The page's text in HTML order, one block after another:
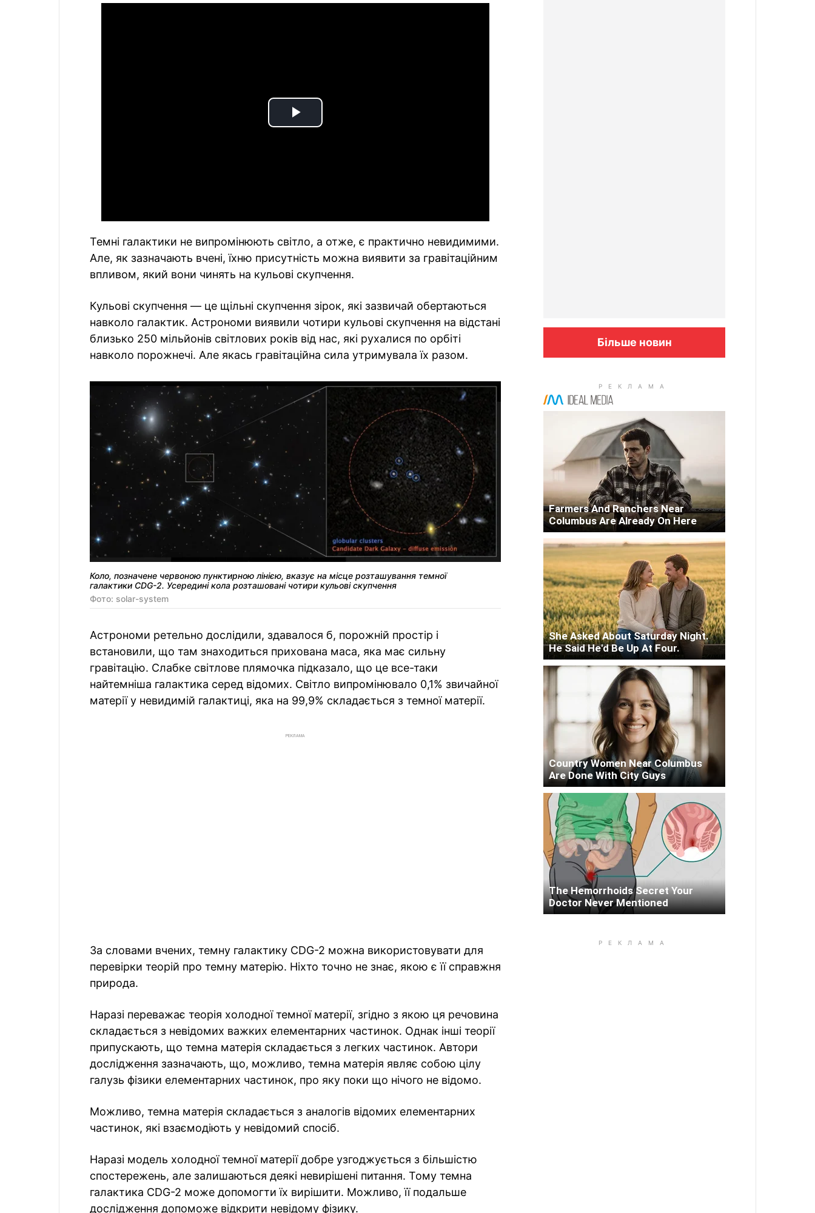
Play
Темні галактики не випромінюють світло, а отже, є практично невидимими.
Але, як зазначають вчені, їхню присутність можна виявити за гравітаційним
впливом, який вони чинять на кульові скупчення.
Кульові скупчення — це щільні скупчення зірок, які зазвичай обертаються
навколо галактик. Астрономи виявили чотири кульові скупчення на відстані
близько 250 мільйонів світлових років від нас, які рухалися по орбіті
навколо порожнечі. Але якась гравітаційна сила утримувала їх разом.
Коло, позначене червоною пунктирною лінією, вказує на місце розташування темної
галактики CDG-2. Усередині кола розташовані чотири кульові скупчення
Фото: solar-system
Астрономи ретельно дослідили, здавалося б, порожній простір і
встановили, що там знаходиться прихована маса, яка має сильну
гравітацію. Слабке світлове плямочка підказало, що це все-таки
найтемніша галактика серед відомих. Світло випромінювало 0,1% звичайної
матерії у невидимій галактиці, яка на 99,9% складається з темної матерії.
РЕКЛАМА
За словами вчених, темну галактику CDG-2 можна використовувати для
перевірки теорій про темну матерію. Ніхто точно не знає, якою є її справжня
природа.
Наразі переважає теорія холодної темної матерії, згідно з якою ця речовина
складається з невідомих важких елементарних частинок. Однак інші теорії
припускають, що темна матерія складається з легких частинок. Автори
дослідження зазначають, що, можливо, темна матерія являє собою цілу
галузь фізики елементарних частинок, про яку поки що нічого не відомо.
Можливо, темна матерія складається з аналогів відомих елементарних
частинок, які взаємодіють у невідомий спосіб.
Наразі модель холодної темної матерії добре узгоджується з більшістю
спостережень, але залишаються деякі невирішені питання. Тому темна
галактика CDG-2 може допомогти їх вирішити. Можливо, її подальше
дослідження допоможе відкрити невідому фізику.
Більше новин
Farmers And Ranchers Near
Columbus Are Already On Here
She Asked About Saturday Night.
He Said He'd Be Up At Four.
Country Women Near Columbus
Are Done With City Guys
The Hemorrhoids Secret Your
Doctor Never Mentioned